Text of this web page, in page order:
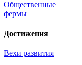
Общественные
фермы
Достижения
Вехи развития